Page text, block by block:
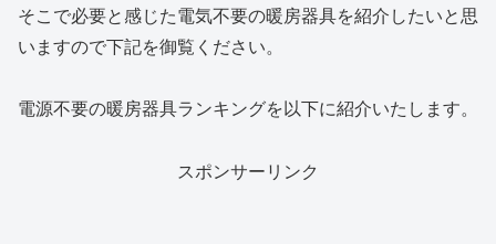
そこで必要と感じた電気不要の暖房器具を紹介したいと思
いますので下記を御覧ください。
電源不要の暖房器具ランキングを以下に紹介いたします。
スポンサーリンク